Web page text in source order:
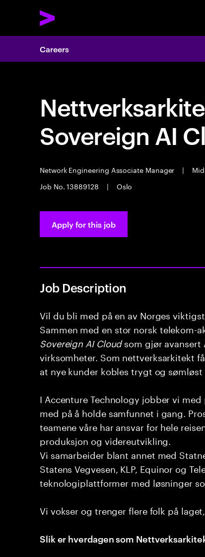
Careers
Sovereign AI
Network Engineering Associate Manager |
Job No. 13889128
| Oslo
Apply for this job
Job Description
Vil du bli med på en av Norges
Sammen med en stor norsk telekom-
Sovereign AI Cloudsom gjør avansert
virksomheter. Som nettverksarkitekt
at nye kunder kobles trygt og sømløst
I Accenture Technology jobber vi
med på å holde samfunnet i gang.
teamene våre har ansvar for hele
produksjon og videreutvikling.
Vi samarbeider blant annet med
Statens Vegvesen, KLP, Equinor og
teknologiplattformer med løsninger
Vi vokser og trenger flere folk på
Slik er hverdagen som